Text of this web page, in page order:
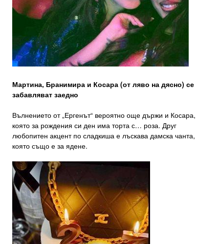
Мартина, Бранимира и Косара (от ляво на дясно) се
забавляват заедно
Вълнението от „Ергенът“ вероятно още държи и Косара,
която за рождения си ден има торта с… роза. Друг
любопитен акцент по сладкиша е лъскава дамска чанта,
която също е за ядене.